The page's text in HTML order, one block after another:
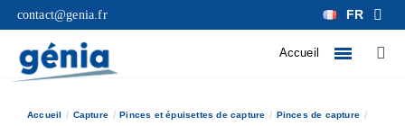
contact@genia.fr FR
Accueil
Accueil Capture Pinces et épuisettes de capture Pinces de capture